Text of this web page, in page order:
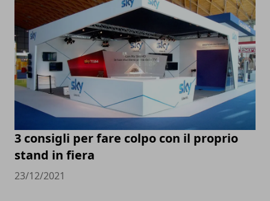
3 consigli per fare colpo con il proprio
stand in fiera
23/12/2021